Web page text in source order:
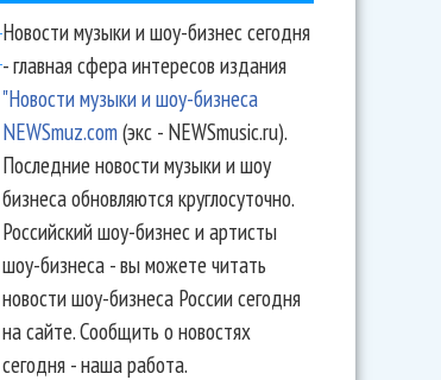
Новости музыки и шоу-бизнес сегодня
- главная сфера интересов издания
"Новости музыки и шоу-бизнеса
NEWSmuz.com(экс - NEWSmusic.ru).
Последние новости музыки и шоу
бизнеса обновляются круглосуточно.
Российский шоу-бизнес и артисты
шоу-бизнеса - вы можете читать
новости шоу-бизнеса России сегодня
на сайте. Сообщить о новостях
сегодня - наша работа.